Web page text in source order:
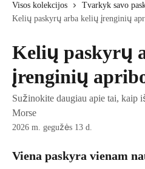
Visos kolekcijos
Tvarkyk savo
Kelių paskyrų arba kelių įrenginių
Kelių paskyrų
įrenginių
Sužinokite daugiau apie tai, kaip
Morse
2026 m. gegužės 13 d.
Viena paskyra vienam